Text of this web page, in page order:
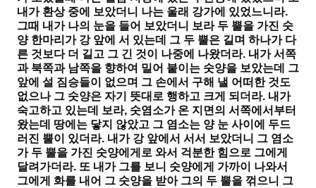
내가 환상 중에 보았더니 나는 울래 강가에 있었느니라.
그때 내가 나의 눈을 들어 보았더니 보라 두 뿔을 가진 숫
양 한마리가 강 앞에 서 있는데 그 두 뿔은 길며 하나가 다
른 것보다 더 길고 그 긴 것이 나중에 나왔더라. 내가 서쪽
과 북쪽과 남쪽을 향하여 밀어 붙이는 숫양을 보았는데 그
앞에 설 짐승들이 없으며 그 손에서 구해 낼 어떠한 것도
없으나 그 숫양은 자기 뜻대로 행하고 크게 되더라. 내가
숙고하고 있는데 보라, 숫염소가 온 지면의 서쪽에서부터
왔는데 땅에는 닿지 않았고 그 염소는 양 눈 사이에 두드
러진 뿔이 있더라. 내가 강 앞에서 서서 보았더니 그 염소
가 두 뿔을 가진 숫양에게로 와서 걱분한 힘으로 그에게
달려가더라. 또 내가 그를 보니 숫양에게 가까이 나와서
그에게 화를 내어 그 숫양을 받아 그의 두 뿔을 꺾으니 그